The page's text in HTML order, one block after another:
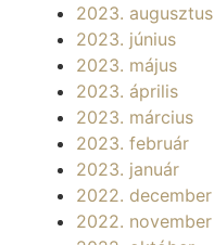
2023. augusztus
2023. június
2023. május
2023. április
2023. március
2023. február
2023. január
2022. december
2022. november